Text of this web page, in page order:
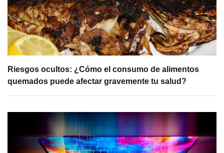
Riesgos ocultos: ¿Cómo el consumo de alimentos
quemados puede afectar gravemente tu salud?